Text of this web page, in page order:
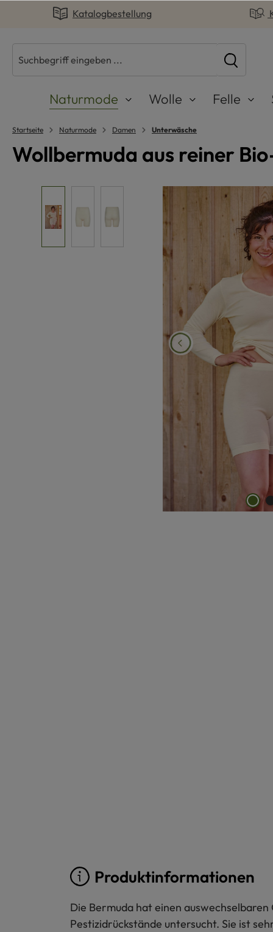
Zur Hauptnavigation springen
Katalogbestellung
Naturmode Wolle Felle
Startseite Naturmode Damen Unterwäsche
Wollbermuda aus reiner
Produktinformationen
Die Bermuda hat einen
Pestizidrückstände untersucht. Sie ist